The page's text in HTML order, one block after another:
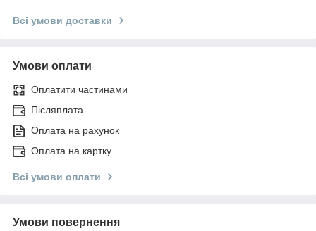
Всі умови доставки
Умови оплати
Оплатити частинами
Післяплата
Оплата на рахунок
Оплата на картку
Всі умови оплати
Умови повернення